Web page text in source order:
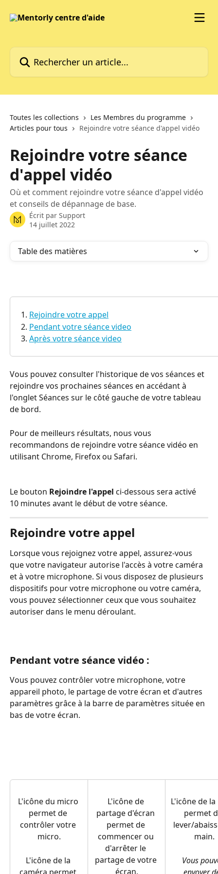
Rechercher un article...
Toutes les collections
Les Membres du programme
Articles pour tous
Rejoindre votre séance d'appel vidéo
Rejoindre votre séance
d'appel vidéo
Où et comment rejoindre votre séance d'appel vidéo
et conseils de dépannage de base.
Écrit par Support
14 juillet 2022
Table des matières
Rejoindre votre appel
Pendant votre séance video
Après votre séance video
Vous pouvez consulter l'historique de vos séances et
rejoindre vos prochaines séances en accédant à
l'onglet Séances sur le côté gauche de votre tableau
de bord.
Pour de meilleurs résultats, nous vous
recommandons de rejoindre votre séance vidéo en
utilisant Chrome, Firefox ou Safari.
Le bouton Rejoindre l'appel ci-dessous sera activé
10 minutes avant le début de votre séance.
Rejoindre votre appel
Lorsque vous rejoignez votre appel, assurez-vous
que votre navigateur autorise l'accès à votre caméra
et à votre microphone. Si vous disposez de plusieurs
dispositifs pour votre microphone ou votre caméra,
vous pouvez sélectionner ceux que vous souhaitez
autoriser dans le menu déroulant.
Pendant votre séance vidéo :
Vous pouvez contrôler votre microphone, votre
appareil photo, le partage de votre écran et d'autres
paramètres grâce à la barre de paramètres située en
bas de votre écran.
L'icône du micro
permet de
contrôler votre
micro.
L'icône de la
L'icône de
partage d'écran
permet de
commencer ou
d'arrêter le
partage de votre
écran.
L'icône de
permet
lever/
main.
Vous